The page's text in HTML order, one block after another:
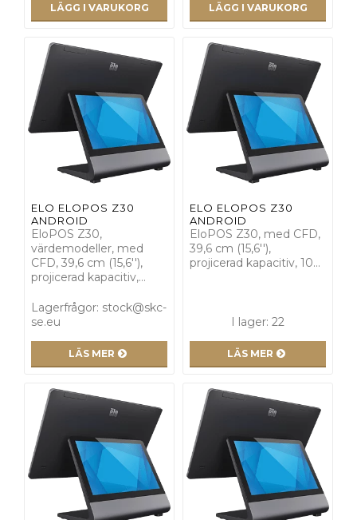
LÄGG I VARUKORG LÄGG I VARUKORG
ELO ELOPOS Z30
ANDROID
EloPOS Z30,
värdemodeller, med
CFD, 39,6 cm (15,6''),
projicerad kapacitiv,…
Lagerfrågor: stock@skc-
se.eu
LÄS MER
ELO ELOPOS Z30
ANDROID
EloPOS Z30, med CFD,
39,6 cm (15,6''),
projicerad kapacitiv, 10…
I lager: 22
LÄS MER